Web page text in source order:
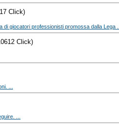
Click)
giocatori professionisti promossa dalla Lega ...
Click)
...
...